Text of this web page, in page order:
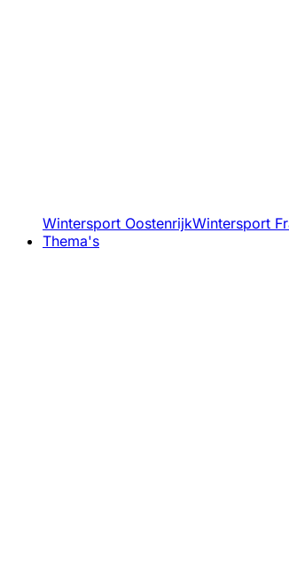
Wintersport OostenrijkWintersport
Thema's